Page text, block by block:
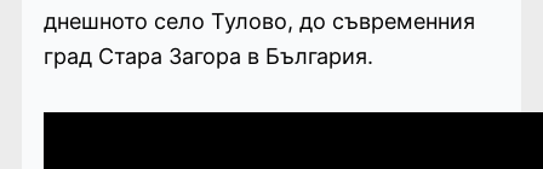
днешното село Тулово, до съвременния
град Стара Загора в България.